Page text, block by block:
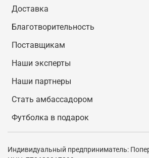
Доставка
Благотворительность
Поставщикам
Наши эксперты
Наши партнеры
Стать амбассадором
Футболка в подарок
Индивидуальный предприниматель: